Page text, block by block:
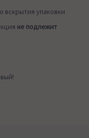
вскрытия упаковки
не подлежит